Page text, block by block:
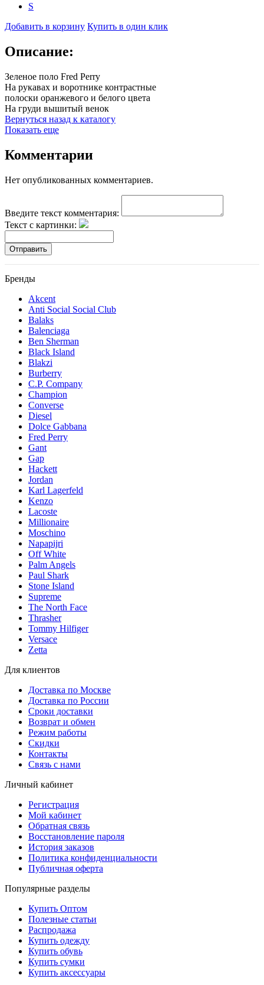
S
Добавить в корзину Купить в один клик
Описание:
Зеленое поло Fred Perry
На рукавах и воротнике контрастные
полоски оранжевого и белого цвета
На груди вышитый венок
Вернуться назад к каталогу
Показать еще
Комментарии
Нет опубликованных комментариев.
Введите текст комментария:
Текст с картинки:
Отправить
Бренды
Akcent
Anti Social Social Club
Balaks
Balenciaga
Ben Sherman
Black Island
Blakzi
Burberry
C.P. Company
Champion
Converse
Diesel
Dolce Gabbana
Fred Perry
Gant
Gap
Hackett
Jordan
Karl Lagerfeld
Kenzo
Lacoste
Millionaire
Moschino
Napapijri
Off White
Palm Angels
Paul Shark
Stone Island
Supreme
The North Face
Thrasher
Tommy Hilfiger
Versace
Zetta
Для клиентов
Доставка по Москве
Доставка по России
Сроки доставки
Возврат и обмен
Режим работы
Скидки
Контакты
Связь с нами
Личный кабинет
Регистрация
Мой кабинет
Обратная связь
Восстановление пароля
История заказов
Политика конфиденциальности
Публичная оферта
Популярные разделы
Купить Оптом
Полезные статьи
Распродажа
Купить одежду
Купить обувь
Купить сумки
Купить аксессуары